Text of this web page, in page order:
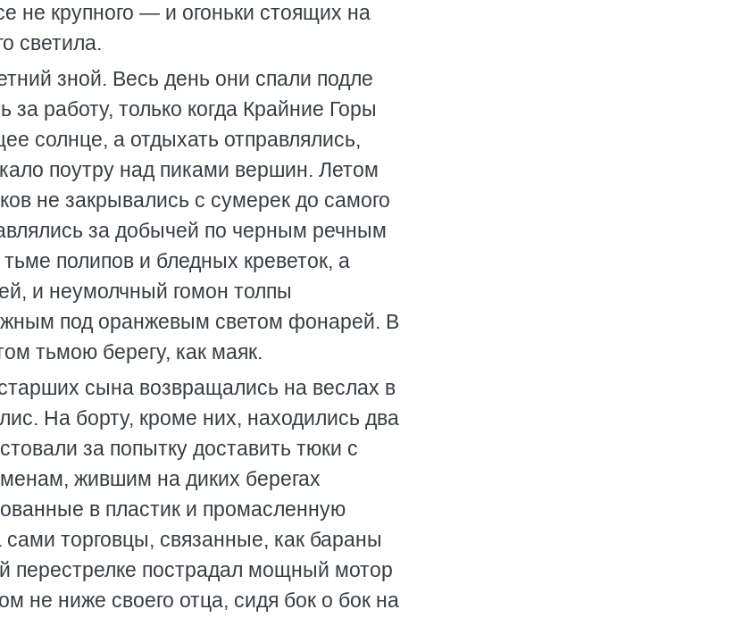
не крупного — и огоньки стоящих на
светила.
зной. Весь день они спали подле
работу, только когда Крайние Горы
солнце, а отдыхать отправлялись,
поутру над пиками вершин. Летом
не закрывались с сумерек до самого
за добычей по черным речным
полипов и бледных креветок, а
и неумолчный гомон толпы
под оранжевым светом фонарей. В
тьмою берегу, как маяк.
сына возвращались на веслах в
На борту, кроме них, находились два
за попытку доставить тюки с
жившим на диких берегах
в пластик и промасленную
торговцы, связанные, как бараны
перестрелке пострадал мощный мотор
не ниже своего отца, сидя бок о бок на